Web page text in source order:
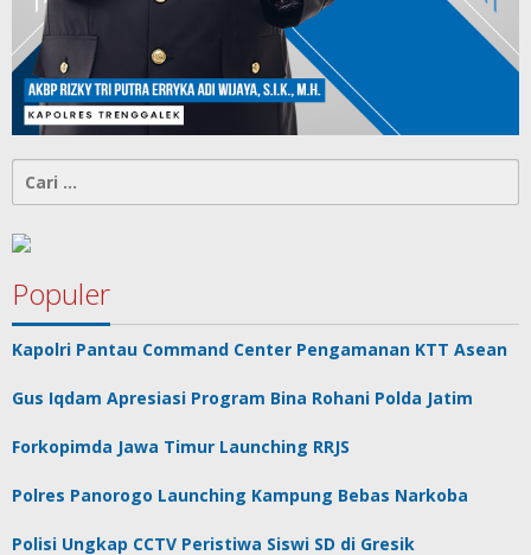
untuk:
Populer
Kapolri Pantau Command Center Pengamanan KTT Asean
Gus Iqdam Apresiasi Program Bina Rohani Polda Jatim
Forkopimda Jawa Timur Launching RRJS
Polres Panorogo Launching Kampung Bebas Narkoba
Polisi Ungkap CCTV Peristiwa Siswi SD di Gresik